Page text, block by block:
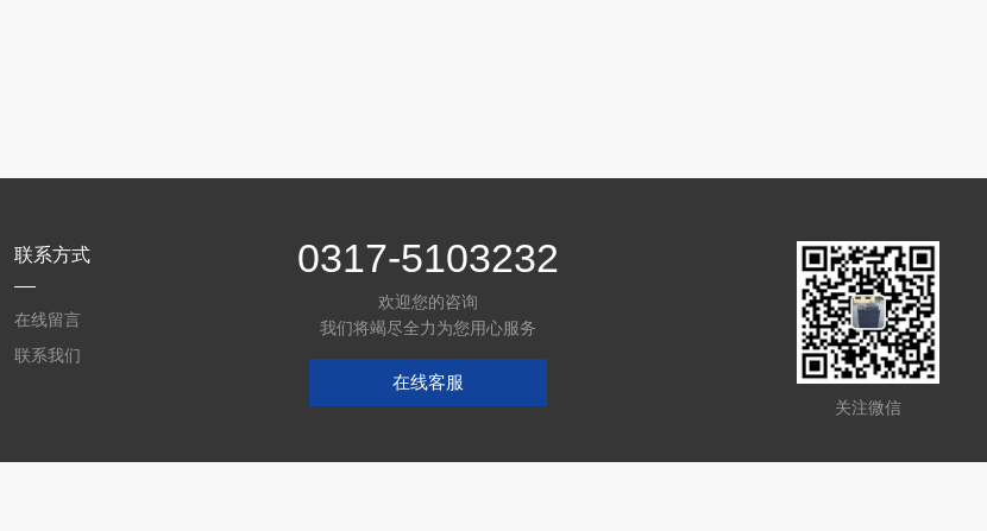
联系方式
在线留言
联系我们
0317-5103232
欢迎您的咨询
我们将竭尽全力为您用心服务
在线客服
关注微信